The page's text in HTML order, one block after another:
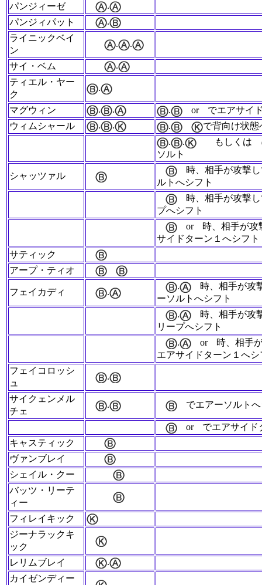
パンジィーゼ
.
パンジィパット
.
ライニックベイ
ン
. .
サイ・ベム
.
ティエル・ヤー
ク
.
マグウィン . . . or
でエアサイ
ウィムシャール
. . .
で背向け状態
.
.
もしくは
ソルト
シャッツァル
時、相手が攻撃
ルトへシフト
時、相手が攻撃
プへシフト
or
時、相手が攻
サイドターン１へシフト
サティック
アープ・ティオ
フェイカディ .
.
時、相手が攻
ーソルトへシフト
.
時、相手が攻
リープへシフト
.
or
時、相手
エアサイドターン１へシ
フェイコロッシ
ュ
.
サイクェンメル
チェ
. でエアーソルト
or
でエアサイド
キャスティック
ヴァンブレイ
シェイル・クー
バッツ・リーテ
ィー
フィレイキック
ジーナラックキ
ック
レリムブレイ
.
カイゼンディー